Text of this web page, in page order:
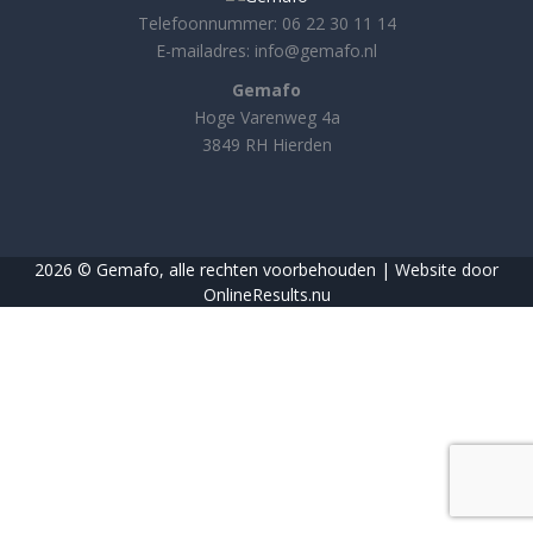
Telefoonnummer: 06 22 30 11 14
E-mailadres: info@gemafo.nl
Gemafo
Hoge Varenweg 4a
3849 RH Hierden
2026 © Gemafo, alle rechten voorbehouden | Website door
OnlineResults.nu